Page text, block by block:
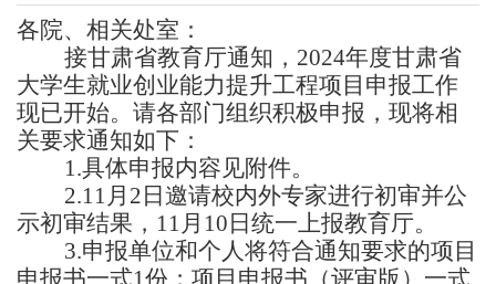
各院、相关处室：
接甘肃省教育厅通知， 2024年度甘肃省
大学生就业创业能力提升工程项目申报工作
现已开始。请各部门组织积极申报，现将相
关要求通知如下：
1.具体申报内容见附件。
2.11月 2 日邀请校内外专家进行初审并公
示初审结果， 11月 10 日统一上报教育厅。
3.申报单位和个人将符合通知要求的项目